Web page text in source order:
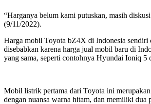
“Harganya belum kami putuskan, masih
(9/11/2022).
Harga mobil Toyota bZ4X di Indonesia sendiri
disebabkan karena harga jual mobil baru di
yang sama, seperti contohnya Hyundai Ioniq
Mobil listrik pertama dari Toyota ini
dengan nuansa warna hitam, dan memiliki